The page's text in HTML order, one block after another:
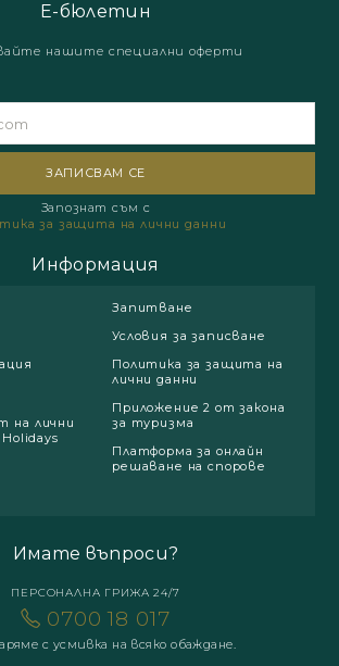
Е-бюлетин
нашите специални оферти
Запознат съм с
за защита на лични данни
Информация
Запитване
Условия за записване
Политика за защита на
лични данни
на лични
Приложение 2 от закона
за туризма
Платформа за онлайн
решаване на спорове
Имате въпроси?
ПЕРСОНАЛНА ГРИЖА 24/7
0700 18 017
с усмивка на всяко обаждане.